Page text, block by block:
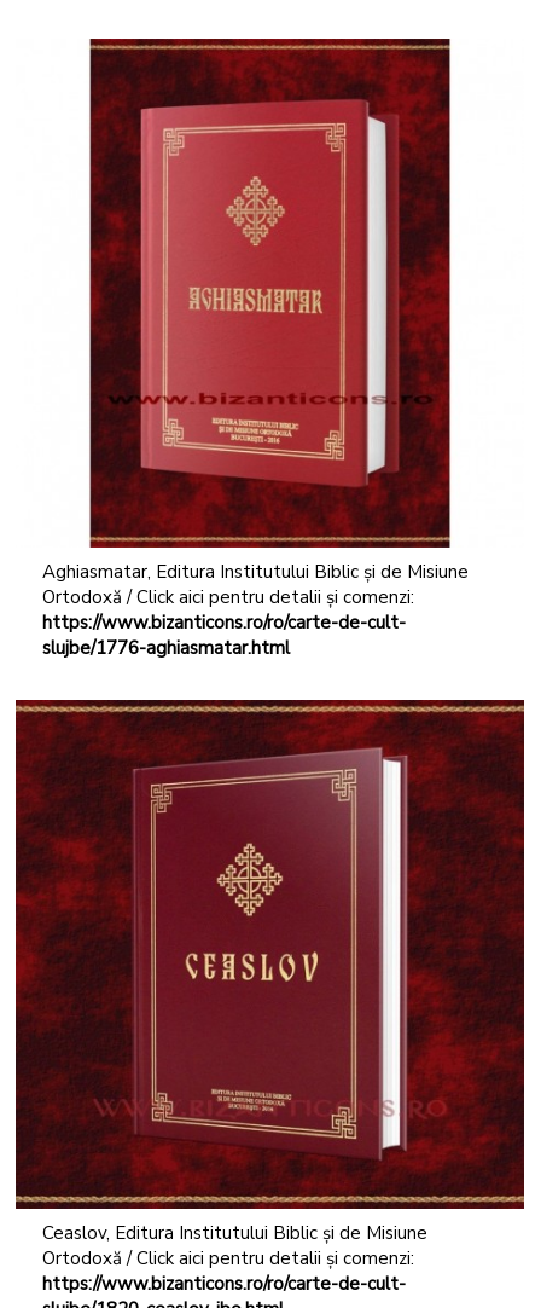
Aghiasmatar, Editura Institutului Biblic și de Misiune
Ortodoxă / Click aici pentru detalii și comenzi:
https://www.bizanticons.ro/ro/carte-de-cult-
slujbe/1776-aghiasmatar.html
Ceaslov, Editura Institutului Biblic și de Misiune
Ortodoxă / Click aici pentru detalii și comenzi:
https://www.bizanticons.ro/ro/carte-de-cult-